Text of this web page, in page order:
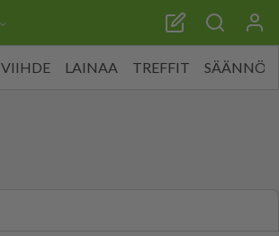
VIIHDE LAINAA TREFFIT SÄÄNNÖT